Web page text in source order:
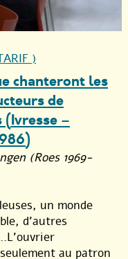
)
chanteront les
de
(Ivresse –
(Roes 1969-
un monde
d’autres
au patron